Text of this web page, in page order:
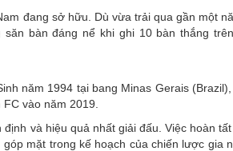
đang sở hữu. Dù vừa trải qua gần một
bàn đáng nể khi ghi 10 bàn thắng
năm 1994 tại bang Minas Gerais
vào năm 2019.
và hiệu quả nhất giải đấu. Việc hoàn
mặt trong kế hoạch của chiến lược gia